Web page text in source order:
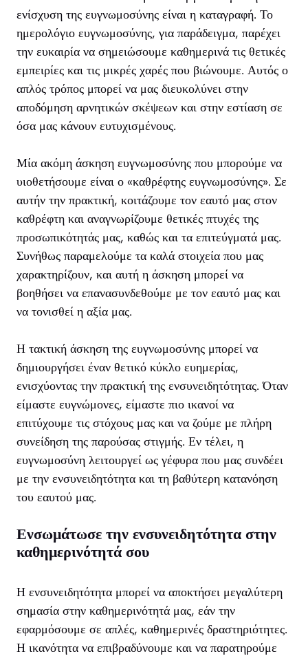
ενίσχυση της ευγνωμοσύνης είναι η καταγραφή. Το
ημερολόγιο ευγνωμοσύνης, για παράδειγμα, παρέχει
την ευκαιρία να σημειώσουμε καθημερινά τις θετικές
εμπειρίες και τις μικρές χαρές που βιώνουμε. Αυτός ο
απλός τρόπος μπορεί να μας διευκολύνει στην
αποδόμηση αρνητικών σκέψεων και στην εστίαση σε
όσα μας κάνουν ευτυχισμένους.
Μία ακόμη άσκηση ευγνωμοσύνης που μπορούμε να
υιοθετήσουμε είναι ο «καθρέφτης ευγνωμοσύνης». Σε
αυτήν την πρακτική, κοιτάζουμε τον εαυτό μας στον
καθρέφτη και αναγνωρίζουμε θετικές πτυχές της
προσωπικότητάς μας, καθώς και τα επιτεύγματά μας.
Συνήθως παραμελούμε τα καλά στοιχεία που μας
χαρακτηρίζουν, και αυτή η άσκηση μπορεί να
βοηθήσει να επανασυνδεθούμε με τον εαυτό μας και
να τονισθεί η αξία μας.
Η τακτική άσκηση της ευγνωμοσύνης μπορεί να
δημιουργήσει έναν θετικό κύκλο ευημερίας,
ενισχύοντας την πρακτική της ενσυνειδητότητας. Όταν
είμαστε ευγνώμονες, είμαστε πιο ικανοί να
επιτύχουμε τις στόχους μας και να ζούμε με πλήρη
συνείδηση της παρούσας στιγμής. Εν τέλει, η
ευγνωμοσύνη λειτουργεί ως γέφυρα που μας συνδέει
με την ενσυνειδητότητα και τη βαθύτερη κατανόηση
του εαυτού μας.
Ενσωμάτωσε την ενσυνειδητότητα στην
καθημερινότητά σου
Η ενσυνειδητότητα μπορεί να αποκτήσει μεγαλύτερη
σημασία στην καθημερινότητά μας, εάν την
εφαρμόσουμε σε απλές, καθημερινές δραστηριότητες.
Η ικανότητα να επιβραδύνουμε και να παρατηρούμε